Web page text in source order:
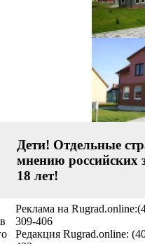
Дети! Отдельные
мнению российских
18 лет!
Реклама на
309-406
Редакция Rugrad.online: